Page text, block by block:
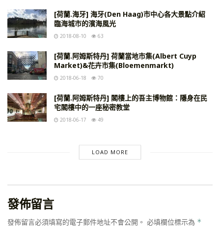
[荷蘭.海牙] 海牙(Den Haag)市中心各大景點介紹
臨海城市的濱海風光
2018-08-10 63
[荷蘭.阿姆斯特丹] 荷蘭當地市集(Albert Cuyp
Market)&花卉市集(Bloemenmarkt)
2018-06-18 70
[荷蘭.阿姆斯特丹] 閣樓上的吾主博物館：隱身在民
宅閣樓中的一座秘密教堂
2018-06-17 49
LOAD MORE
發佈留言
發佈留言必須填寫的電子郵件地址不會公開。 必填欄位標示為 *